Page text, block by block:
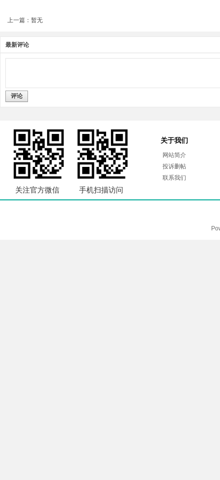
上一篇：暂无
最新评论
评论
关注官方微信 手机扫描访问
关于我们
网站简介
投诉删帖
联系我们